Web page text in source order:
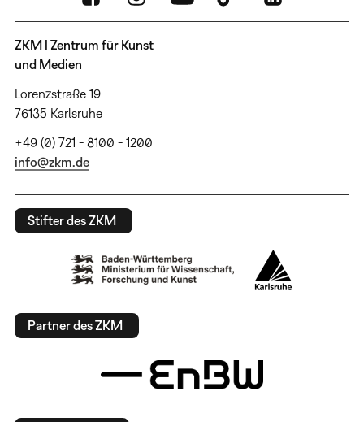
ZKM | Zentrum für Kunst
und Medien
Lorenzstraße 19
76135 Karlsruhe
+49 (0) 721 - 8100 - 1200
info@zkm.de
Stifter des ZKM
Partner des ZKM